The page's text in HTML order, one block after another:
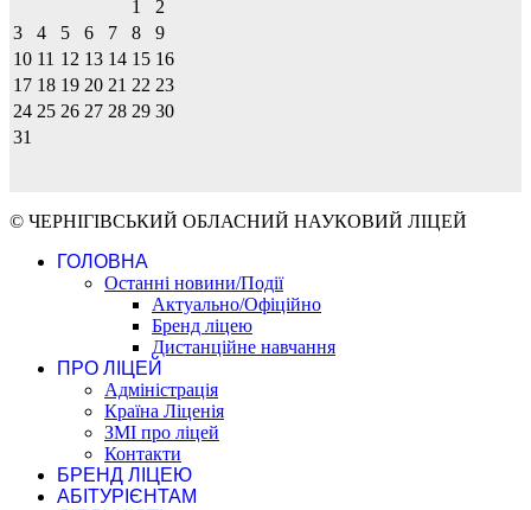
1
2
3
4 5 6 7 8
9
10 11 12 13 14 15 16
17 18 19 20 21 22 23
24 25 26 27 28 29 30
31
© ЧЕРНІГІВСЬКИЙ ОБЛАСНИЙ НАУКОВИЙ ЛІЦЕЙ
ГОЛОВНА
Останні новини/Події
Актуально/Офіційно
Бренд ліцею
Дистанційне навчання
ПРО ЛІЦЕЙ
Адміністрація
Країна Ліценія
ЗМІ про ліцей
Контакти
БРЕНД ЛІЦЕЮ
АБІТУРІЄНТАМ